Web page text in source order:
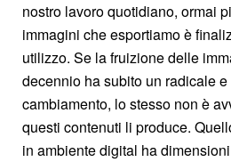
nostro lavoro quotidiano, ormai
immagini che esportiamo è
utilizzo. Se la fruizione delle
decennio ha subito un radicale
cambiamento, lo stesso non è
questi contenuti li produce.
in ambiente digital ha